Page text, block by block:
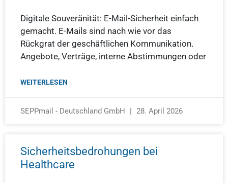
Digitale Souveränität: E-Mail-Sicherheit einfach
gemacht. E-Mails sind nach wie vor das
Rückgrat der geschäftlichen Kommunikation.
Angebote, Verträge, interne Abstimmungen oder
WEITERLESEN
SEPPmail - Deutschland GmbH 28. April 2026
Sicherheitsbedrohungen bei
Healthcare